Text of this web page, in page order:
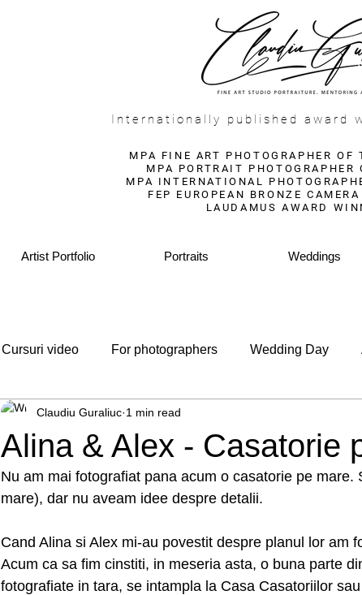
Internationally published award
MPA FINE ART PHOTOGRAPHER OF
MPA PORTRAIT PHOTOGRAPHER
MPA INTERNATIONAL
FEP EUROPEAN BRONZE
LAUDAMUS AWARD
Artist Portfolio Portraits Weddings
Cursuri video For photographers Wedding Day
Alina & Alex - Casatorie
Claudiu Guraliuc 1 min read
Nu am mai fotografiat pana acum o casatorie pe mare.
mare), dar nu aveam idee despre detalii.
Cand Alina si Alex mi-au povestit despre planul lor am
Acum ca sa fim cinstiti, in meseria asta, o buna parte
fotografiate in tara, se intampla la Casa Casatoriilor